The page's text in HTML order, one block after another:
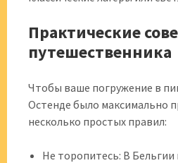
Практические
путешественника
Чтобы ваше погружение в
Остенде было максимально
несколько простых правил:
Не торопитесь: В Бельгии